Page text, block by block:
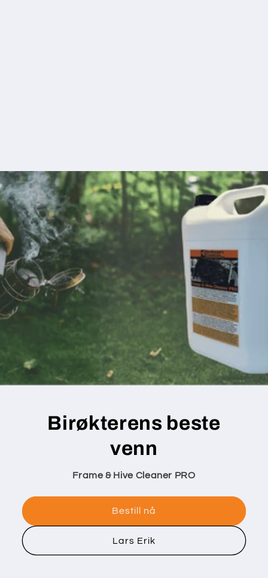
Birøkterens beste
venn
Frame & Hive Cleaner PRO
Bestill nå
Lars Erik